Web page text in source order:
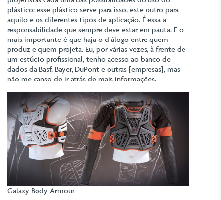
plástico: esse plástico serve para isso, este outro para
aquilo e os diferentes tipos de aplicação. É essa a
responsabilidade que sempre deve estar em pauta. E o
mais importante é que haja o diálogo entre quem
produz e quem projeta. Eu, por várias vezes, à frente de
um estúdio profissional, tenho acesso ao banco de
dados da Basf, Bayer, DuPont e outras [empresas], mas
não me canso de ir atrás de mais informações.
Galaxy Body Armour